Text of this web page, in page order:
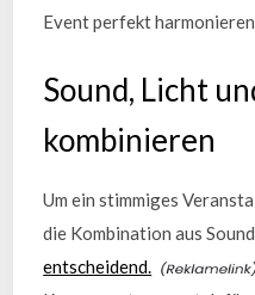
Event perfekt harmonieren.
Sound, Licht
kombinieren
Um ein stimmiges
die Kombination aus
entscheidend.